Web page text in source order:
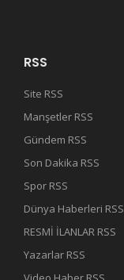
RSS
Site RSS
Manşetler RSS
Gündem RSS
Son Dakika RSS
Spor RSS
Dünya Haberleri RSS
RESMİ İLANLAR RSS
Yazarlar RSS